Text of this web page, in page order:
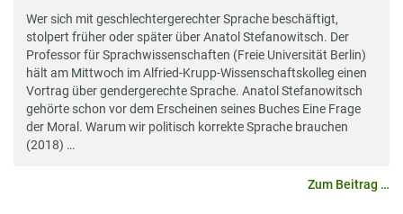
Wer sich mit geschlechtergerechter Sprache beschäftigt,
stolpert früher oder später über Anatol Stefanowitsch. Der
Professor für Sprachwissenschaften (Freie Universität Berlin)
hält am Mittwoch im Alfried-Krupp-Wissenschaftskolleg einen
Vortrag über gendergerechte Sprache. Anatol Stefanowitsch
gehörte schon vor dem Erscheinen seines Buches Eine Frage
der Moral. Warum wir politisch korrekte Sprache brauchen
(2018) …
Zum Beitrag …